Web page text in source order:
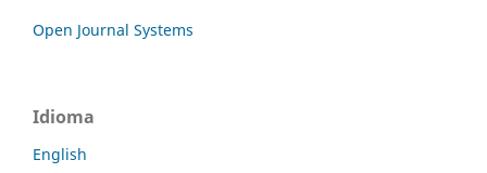
Open Journal Systems
Idioma
English